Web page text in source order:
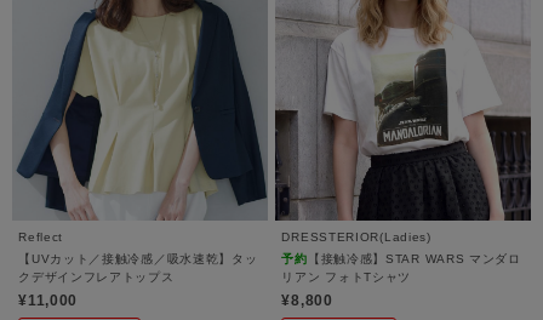
Reflect
【UVカット／接触冷感／吸水速乾】タッ
クデザインフレアトップス
¥11,000
DRESSTERIOR(Ladies)
予約 【接触冷感】STAR WARS マンダロ
リアン フォトTシャツ
¥8,800